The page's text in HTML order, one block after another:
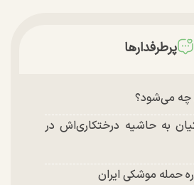
پرطرفدارها
چه می‌شود؟
به حاشیه درختکاری‌اش در
حمله موشکی ایران